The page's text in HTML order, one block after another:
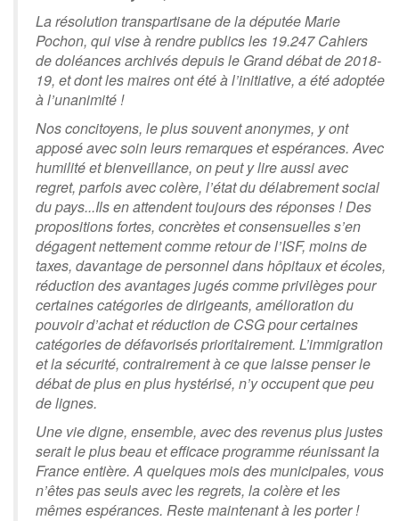
La résolution transpartisane de la députée Marie
Pochon, qui vise à rendre publics les 19.247 Cahiers
de doléances archivés depuis le Grand débat de 2018-
19, et dont les maires ont été à l’initiative, a été adoptée
à l’unanimité !
Nos concitoyens, le plus souvent anonymes, y ont
apposé avec soin leurs remarques et espérances. Avec
humilité et bienveillance, on peut y lire aussi avec
regret, parfois avec colère, l’état du délabrement social
du pays...Ils en attendent toujours des réponses ! Des
propositions fortes, concrètes et consensuelles s’en
dégagent nettement comme retour de l’ISF, moins de
taxes, davantage de personnel dans hôpitaux et écoles,
réduction des avantages jugés comme privilèges pour
certaines catégories de dirigeants, amélioration du
pouvoir d’achat et réduction de CSG pour certaines
catégories de défavorisés prioritairement. L’immigration
et la sécurité, contrairement à ce que laisse penser le
débat de plus en plus hystérisé, n’y occupent que peu
de lignes.
Une vie digne, ensemble, avec des revenus plus justes
serait le plus beau et efficace programme réunissant la
France entière. A quelques mois des municipales, vous
n’êtes pas seuls avec les regrets, la colère et les
mêmes espérances. Reste maintenant à les porter !